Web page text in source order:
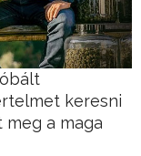
keresni
meg a maga